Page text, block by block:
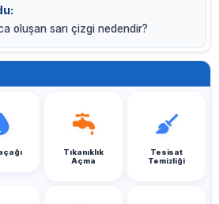
oluşan sarı çizgi nedendir?
Tıkanıklık
Açma
Tesisat
Temizliği